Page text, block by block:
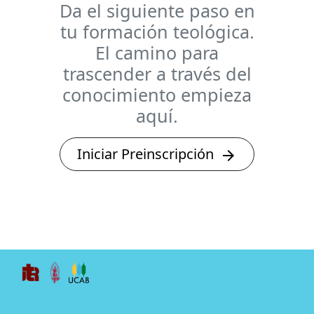
Da el siguiente paso en
tu formación teológica.
El camino para
trascender a través del
conocimiento empieza
aquí.
Iniciar Preinscripción arrow_forward